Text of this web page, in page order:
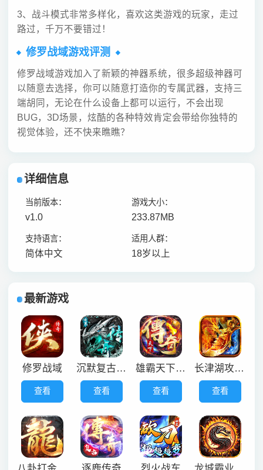
3、战斗模式非常多样化，喜欢这类游戏的玩家，走过
路过，千万不要错过！
修罗战域游戏评测
修罗战域游戏加入了新颖的神器系统，很多超级神器可
以随意去选择，你可以随意打造你的专属武器，支持三
端胡同，无论在什么设备上都可以运行，不会出现
BUG，3D场景，炫酷的各种特效肯定会带给你独特的
视觉体验，还不快来瞧瞧？
详细信息
当前版本：
v1.0
游戏大小：
233.87MB
支持语言：
简体中文
适用人群：
18岁以上
最新游戏
修罗战域
查看
沉默复古攻速暗黑
查看
雄霸天下极品二合一
查看
长津湖攻速刀
查看